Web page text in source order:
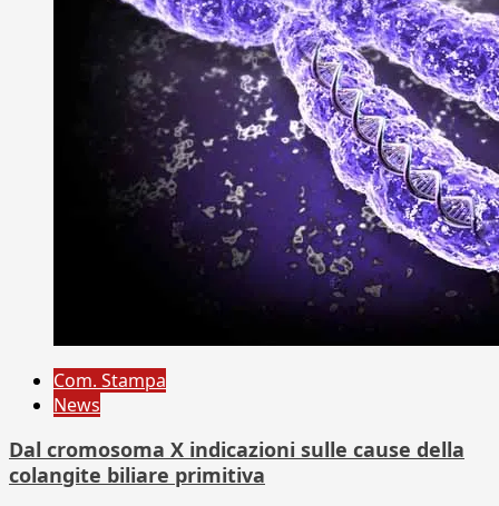
Com. Stampa
News
Dal cromosoma X indicazioni sulle cause della
colangite biliare primitiva